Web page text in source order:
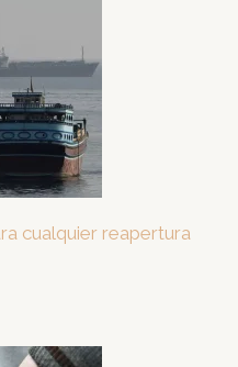
cualquier reapertura